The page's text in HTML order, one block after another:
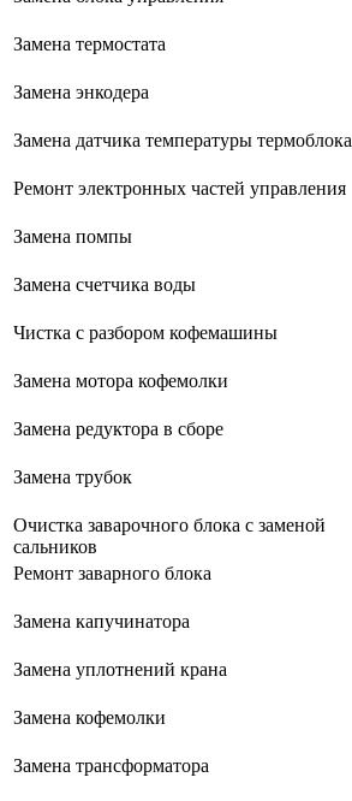
Замена термостата
Замена энкодера
Замена датчика температуры термоблока
Ремонт электронных частей управления
Замена помпы
Замена счетчика воды
Чистка с разбором кофемашины
Замена мотора кофемолки
Замена редуктора в сборе
Замена трубок
Очистка заварочного блока с заменой
сальников
Ремонт заварного блока
Замена капучинатора
Замена уплотнений крана
Замена кофемолки
Замена трансформатора